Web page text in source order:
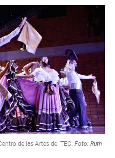
de las Artes del TEC. Foto: Ruth